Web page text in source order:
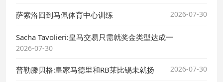
萨索洛回到马佩体育中心训练 2026-07-30
Sacha Tavolieri:皇马交易只需就奖金类型达成一
2026-07-30
普勒滕贝格:皇家马德里和RB莱比锡未就扬 2026-07-30